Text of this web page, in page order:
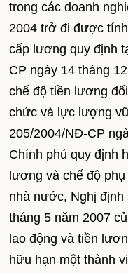
trong các doanh
2004 trở đi được
cấp lương quy định
CP ngày 14 tháng
chế độ tiền lương
chức và lực lượng
205/2004/NĐ-CP
Chính phủ quy định
lương và chế độ
nhà nước, Nghị
tháng 5 năm 2007
lao động và tiền
hữu hạn một thành